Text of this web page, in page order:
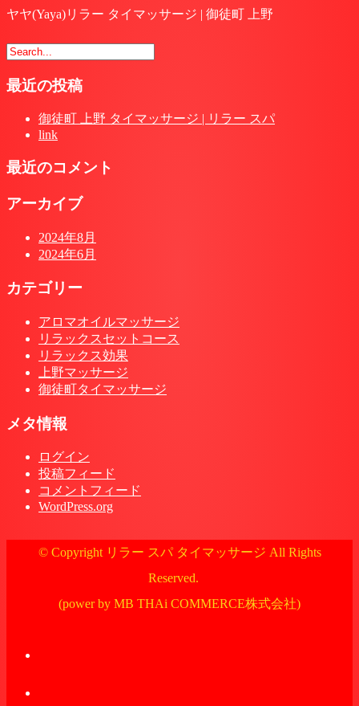
ヤヤ(Yaya)リラー タイマッサージ | 御徒町 上野
最近の投稿
御徒町 上野 タイマッサージ | リラー スパ
link
最近のコメント
アーカイブ
2024年8月
2024年6月
カテゴリー
アロマオイルマッサージ
リラックスセットコース
リラックス効果
上野マッサージ
御徒町タイマッサージ
メタ情報
ログイン
投稿フィード
コメントフィード
WordPress.org
© Copyright リラー スパ タイマッサージ All Rights
Reserved.
(power by MB THAi COMMERCE株式会社)